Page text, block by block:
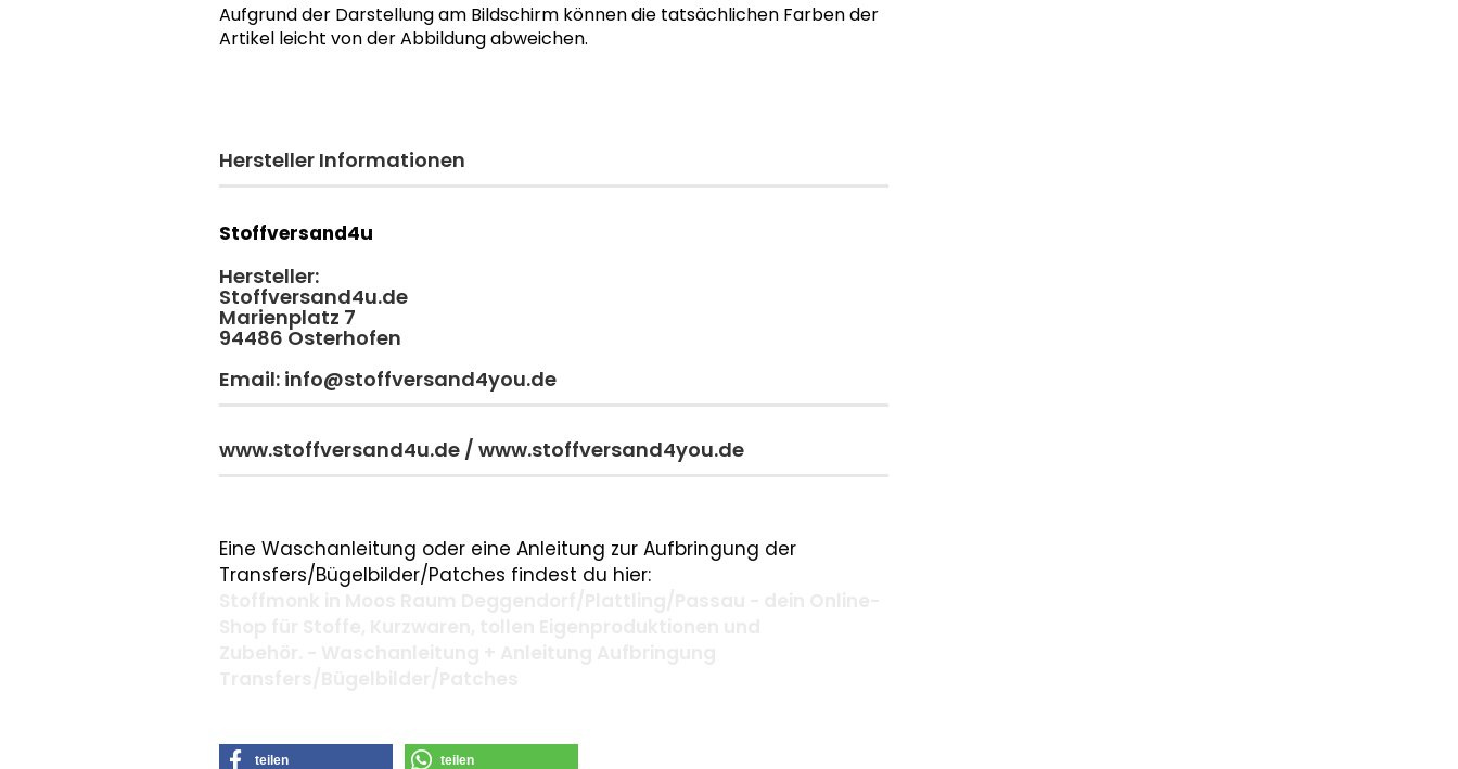
Aufgrund der Darstellung am Bildschirm können die tatsächlichen Farben der
Artikel leicht von der Abbildung abweichen.
Hersteller Informationen
Stoffversand4u
Hersteller:
Stoffversand4u.de
Marienplatz 7
94486 Osterhofen
Email: info@stoffversand4you.de
www.stoffversand4u.de / www.stoffversand4you.de
Eine Waschanleitung oder eine Anleitung zur Aufbringung der
Transfers/Bügelbilder/Patches findest du hier:
teilen teilen